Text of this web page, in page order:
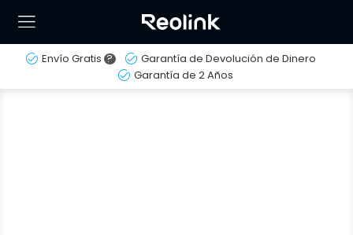
Envío Gratis ?
Garantía de Devolución de Dinero
Garantía de 2 Años